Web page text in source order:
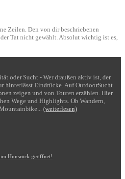
Zeilen. Den von dir beschriebenen
Tat nicht gewählt. Absolut wichtig ist es,
oder Sucht - Wer draußen aktiv ist, der
hinterlässt Eindrücke. Auf OutdoorSucht
zeigen und von Touren erzählen. Hier
Wege und Highlights. Ob Wandern,
(weiterlesen)
Hunsrück geöffnet!